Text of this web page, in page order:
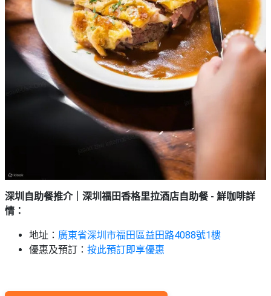
深圳自助餐推介｜深圳福田香格里拉酒店自助餐 - 鮮咖啡詳
情：
地址： 廣東省深圳市福田區益田路4088號1樓
優惠及預訂： 按此預訂即享優惠